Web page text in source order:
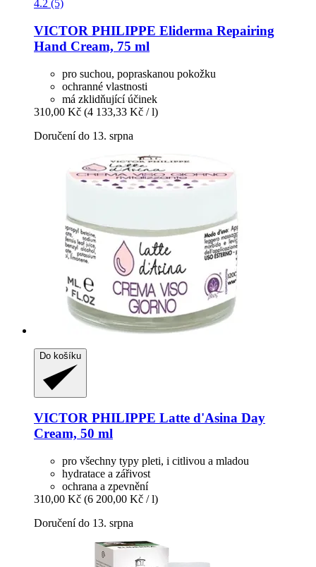
4.2 (5)
VICTOR PHILIPPE Eliderma Repairing
Hand Cream, 75 ml
pro suchou, popraskanou pokožku
ochranné vlastnosti
má zklidňující účinek
310,00 Kč (4 133,33 Kč / l)
Doručení do 13. srpna
Do košíku
VICTOR PHILIPPE Latte d'Asina Day
Cream, 50 ml
pro všechny typy pleti, i citlivou a mladou
hydratace a zářivost
ochrana a zpevnění
310,00 Kč (6 200,00 Kč / l)
Doručení do 13. srpna